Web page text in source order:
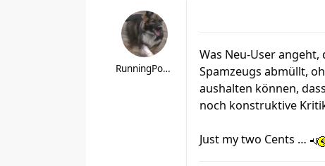
RunningPotatoe
Was Neu-User
Spamzeugs abmüllt,
aushalten können,
noch konstruktive
Just my two Cents …